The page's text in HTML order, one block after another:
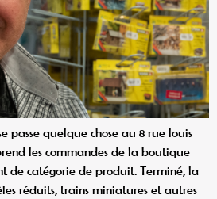
passe quelque chose au 8 rue louis
les commandes de la boutique
de catégorie de produit. Terminé, la
réduits, trains miniatures et autres